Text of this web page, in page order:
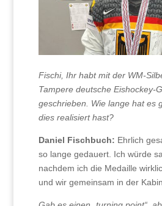
Fischi, Ihr habt mit der WM-
Tampere deutsche Eishockey-
geschrieben. Wie lange hat es
dies realisiert hast?
Daniel Fischbuch: Ehrlich
so lange gedauert. Ich würde
nachdem ich die Medaille
und wir gemeinsam in der